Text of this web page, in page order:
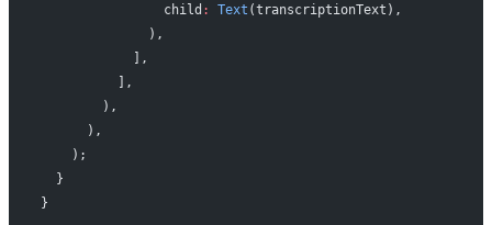
                child
: Text (transcriptionText),
              ),
            ],
          ],
        ),
      ),
    );
  }
}